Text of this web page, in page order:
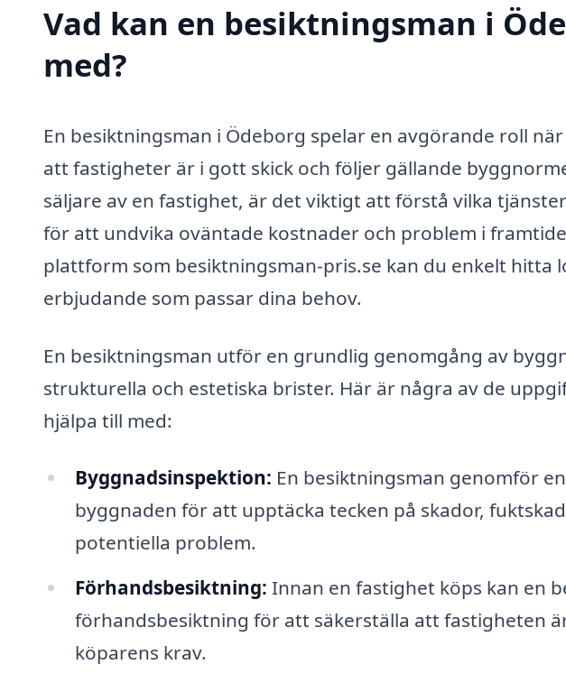
Vad kan en besiktningsman i
med?
En besiktningsman i Ödeborg spelar en avgörande roll
att fastigheter är i gott skick och följer gällande
säljare av en fastighet, är det viktigt att förstå vilka
för att undvika oväntade kostnader och problem i
plattform som besiktningsman-pris.se kan du enkelt hitta
erbjudande som passar dina behov.
En besiktningsman utför en grundlig genomgång av
strukturella och estetiska brister. Här är några av de
hjälpa till med:
Byggnadsinspektion: En besiktningsman genomför
byggnaden för att upptäcka tecken på skador,
potentiella problem.
Förhandsbesiktning: Innan en fastighet köps kan en
förhandsbesiktning för att säkerställa att fastigheten
köparens krav.